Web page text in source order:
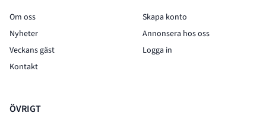
Om oss
Nyheter
Veckans gäst
Kontakt
ÖVRIGT
Skapa konto
Annonsera hos oss
Logga in